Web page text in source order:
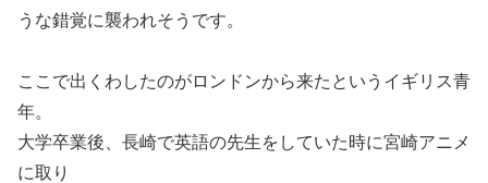
うな錯覚に襲われそうです。
ここで出くわしたのがロンドンから来たというイギリス青
年。
大学卒業後、長崎で英語の先生をしていた時に宮崎アニメ
に取り